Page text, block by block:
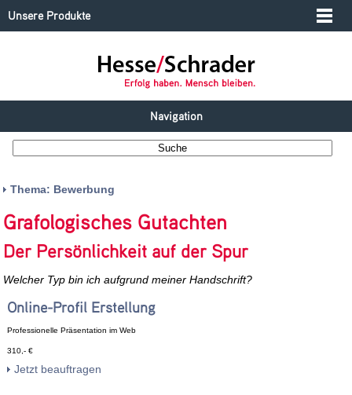
Unsere Produkte
Navigation
Thema: Bewerbung
Grafologisches Gutachten
Der Persönlichkeit auf der Spur
Welcher Typ bin ich aufgrund meiner Handschrift?
Online-Profil Erstellung
Professionelle Präsentation im Web
310,- €
Jetzt beauftragen